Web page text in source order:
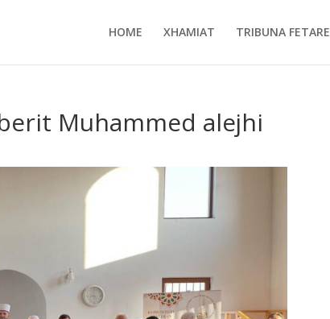
HOME XHAMIAT TRIBUNA FETARE
Muhammed alejhi